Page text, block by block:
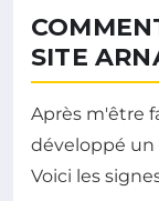
SITE
Après m'être
développé un
Voici les